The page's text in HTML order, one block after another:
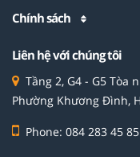
Chính sách
Liên hệ với chúng tôi
Tầng 2, G4 - G5 Tòa
Phường Khương Đình,
Phone: 084 283 45 85